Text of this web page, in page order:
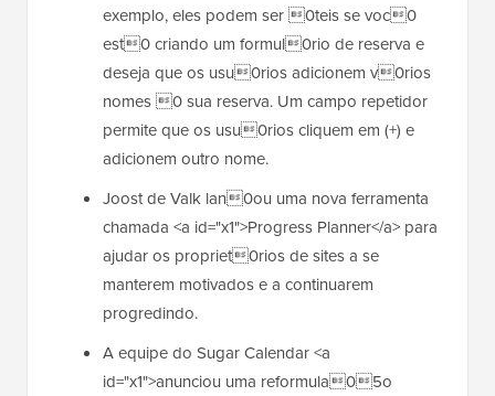
exemplo, eles podem ser 0teis se voc0
est0 criando um formul0rio de reserva e
deseja que os usu0rios adicionem v0rios
nomes 0 sua reserva. Um campo repetidor
permite que os usu0rios cliquem em (+) e
adicionem outro nome.
Joost de Valk lan0ou uma nova ferramenta
chamada <a id="x1">Progress Planner</a> para
ajudar os propriet0rios de sites a se
manterem motivados e a continuarem
progredindo.
A equipe do Sugar Calendar <a
id="x1">anunciou uma reformula05o